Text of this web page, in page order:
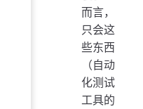
而言，
只会这
些东西
（自动
化测试
工具的